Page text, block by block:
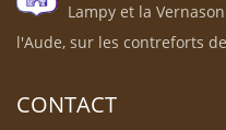
Lampy et la
l'Aude, sur les contreforts
CONTACT